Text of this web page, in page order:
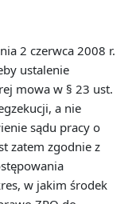
2 czerwca 2008 r.
ustalenie
mowa w § 23 ust.
a nie
sądu pracy o
zatem zgodnie z
w jakim środek